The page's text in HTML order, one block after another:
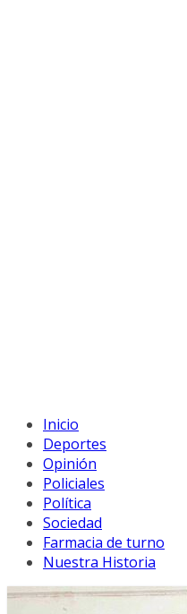
Inicio
Deportes
Opinión
Policiales
Política
Sociedad
Farmacia de turno
Nuestra Historia